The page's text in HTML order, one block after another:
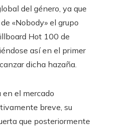
del género, ya que
«Nobody» el grupo
Hot 100 de
así en el primer
dicha hazaña.
en el mercado
breve, su
que posteriormente